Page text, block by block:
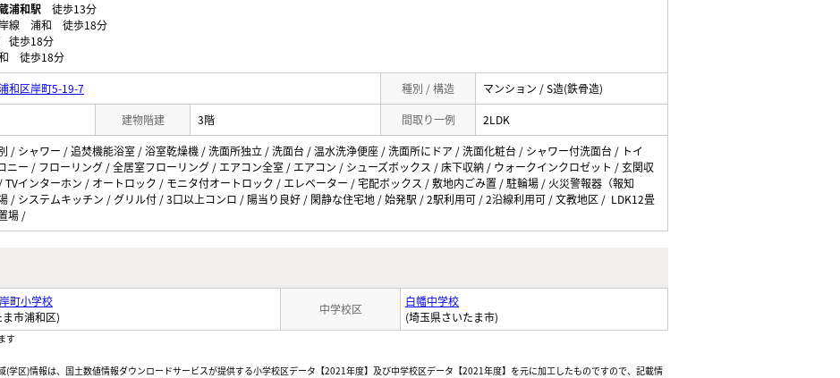
浦和駅 徒歩13分
岸線 浦和 徒歩18分
徒歩18分
徒歩18分
和区岸町5-19-7 種別 / 構造 マンション / S造(鉄骨造)
建物階建 3階 間取り一例 2LDK
/ シャワー / 追焚機能浴室 / 浴室乾燥機 / 洗面所独立 / 洗面台 / 温水洗浄便座 / 洗面所にドア / 洗面化粧台 / シャワー付洗面台 / トイ
ニー / フローリング / 全居室フローリング / エアコン全室 / エアコン / シューズボックス / 床下収納 / ウォークインクロゼット / 玄関収
TVインターホン / オートロック / モニタ付オートロック / エレベーター / 宅配ボックス / 敷地内ごみ置 / 駐輪場 / 火災警報器（報知
/ システムキッチン / グリル付 / 3口以上コンロ / 陽当り良好 / 閑静な住宅地 / 始発駅 / 2駅利用可 / 2沿線利用可 / 文教地区 / LDK12畳
場 /
岸町小学校
市浦和区)
中学校区
白幡中学校
(埼玉県さいたま市)
す
(学区)情報は、国土数値情報ダウンロードサービスが提供する小学校区データ【2021年度】及び中学校区データ【2021年度】を元に加工したものですので、記載情